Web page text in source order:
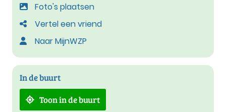
Foto's plaatsen
Vertel een vriend
Naar MijnWZP
In de buurt
Toon in de buurt